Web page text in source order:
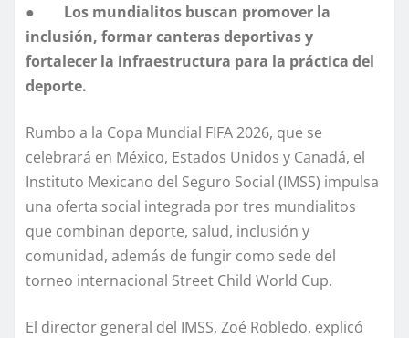
● Los mundialitos buscan promover la
inclusión, formar canteras deportivas y
fortalecer la infraestructura para la práctica del
deporte.
Rumbo a la Copa Mundial FIFA 2026, que se
celebrará en México, Estados Unidos y Canadá, el
Instituto Mexicano del Seguro Social (IMSS) impulsa
una oferta social integrada por tres mundialitos
que combinan deporte, salud, inclusión y
comunidad, además de fungir como sede del
torneo internacional Street Child World Cup.
El director general del IMSS, Zoé Robledo, explicó